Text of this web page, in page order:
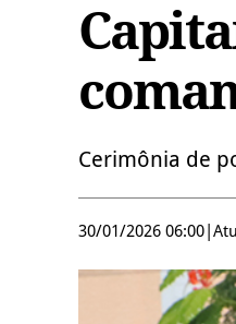
Cerimônia de
30/01/2026 06:00